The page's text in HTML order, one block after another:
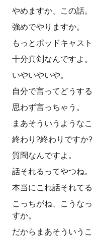
やめますか、この話
強めでやりますか。
もっとポッドキャス
十分真剣なんですよ。
いやいやいや。
自分で言ってどうする
思わず言っちゃう。
まあそういうようなこ
終わり?終わりですか?
質問なんですよ。
話それるってやつね。
本当にこれ話それてる
こっちがね、こうな
すか。
だからまあそういうこ